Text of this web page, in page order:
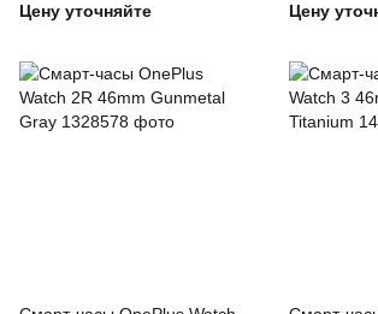
Цену уточняйте
Цену